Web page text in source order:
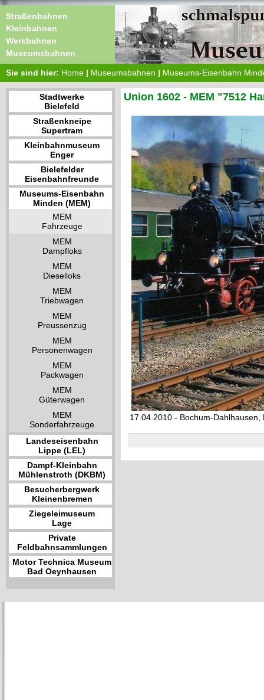
Straßenbahnen
Kleinbahnen
Werkbahnen
Museumsbahnen
Sie sind hier: Home | Museumsbahnen | Museums-Eisenbahn
Stadtwerke
Bielefeld
Straßenkneipe
Supertram
Kleinbahnmuseum
Enger
Bielefelder
Eisenbahnfreunde
Museums-Eisenbahn
Minden (MEM)
MEM
Fahrzeuge
MEM
Dampfloks
MEM
Dieselloks
MEM
Triebwagen
MEM
Preussenzug
MEM
Personenwagen
MEM
Packwagen
MEM
Güterwagen
MEM
Sonderfahrzeuge
Landeseisenbahn
Lippe (LEL)
Dampf-Kleinbahn
Mühlenstroth (DKBM)
Besucherbergwerk
Kleinenbremen
Ziegeleimuseum
Lage
Private
Feldbahnsammlungen
Motor Technica Museum
Bad Oeynhausen
Union 1602 - MEM "7512
17.04.2010 - Bochum-Dahlhausen,